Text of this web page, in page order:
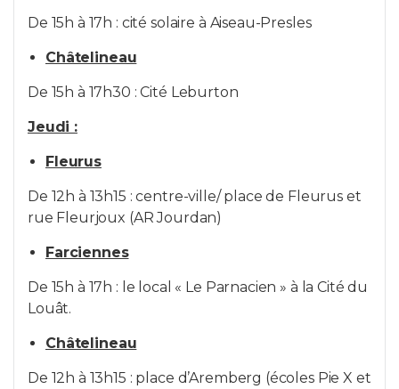
De 15h à 17h : cité solaire à Aiseau-Presles
Châtelineau
De 15h à 17h30 : Cité Leburton
Jeudi :
Fleurus
De 12h à 13h15 : centre-ville/ place de Fleurus et
rue Fleurjoux (AR Jourdan)
Farciennes
De 15h à 17h : le local « Le Parnacien » à la Cité du
Louât.
Châtelineau
De 12h à 13h15 : place d’Aremberg (écoles Pie X et